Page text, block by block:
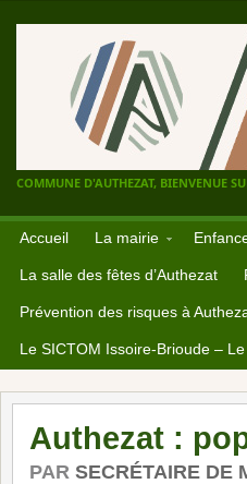
COMMUNE D'AUTHEZAT, BIENVENUE
Accueil La mairie
La salle des fêtes d’Authezat
Prévention des risques à
Le SICTOM Issoire-Brioude – Le
Authezat :
PAR SECRÉTAIRE DE